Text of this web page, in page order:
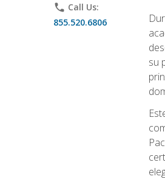
phone Call Us:
855.520.6806
su